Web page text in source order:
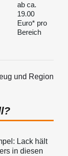
ab ca.
19.00
Euro* pro
Bereich
und Region
Lack hält
in diesen